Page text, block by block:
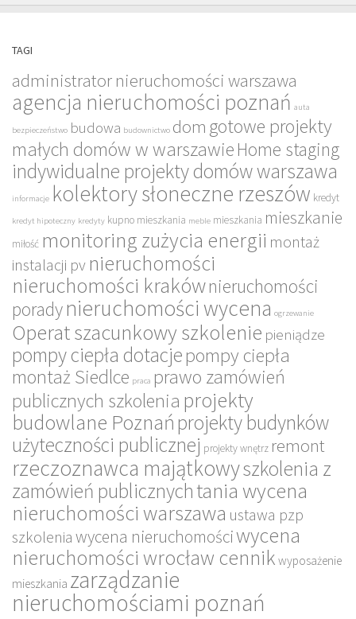
TAGI
administrator nieruchomości warszawa
agencja nieruchomości poznań auta
bezpieczeństwo budowa budownictwo dom gotowe projekty
małych domów w warszawie Home staging
indywidualne projekty domów warszawa
informacje kolektory słoneczne rzeszów kredyt
kredyt hipoteczny kredyty kupno mieszkania meble mieszkania mieszkanie
miłość monitoring zużycia energii montaż
instalacji pv nieruchomości
nieruchomości krakównieruchomości
poradynieruchomości wycena ogrzewanie
Operat szacunkowy szkolenie pieniądze
pompy ciepła dotacjepompy ciepła
montaż Siedlce praca prawo zamówień
publicznych szkolenia projekty
budowlane Poznańprojekty budynków
użyteczności publicznej projekty wnętrz remont
rzeczoznawca majątkowyszkolenia z
zamówień publicznychtania wycena
nieruchomości warszawa ustawa pzp
szkolenia wycena nieruchomościwycena
nieruchomości wrocław cennik wyposażenie
mieszkania zarządzanie
nieruchomościami poznań